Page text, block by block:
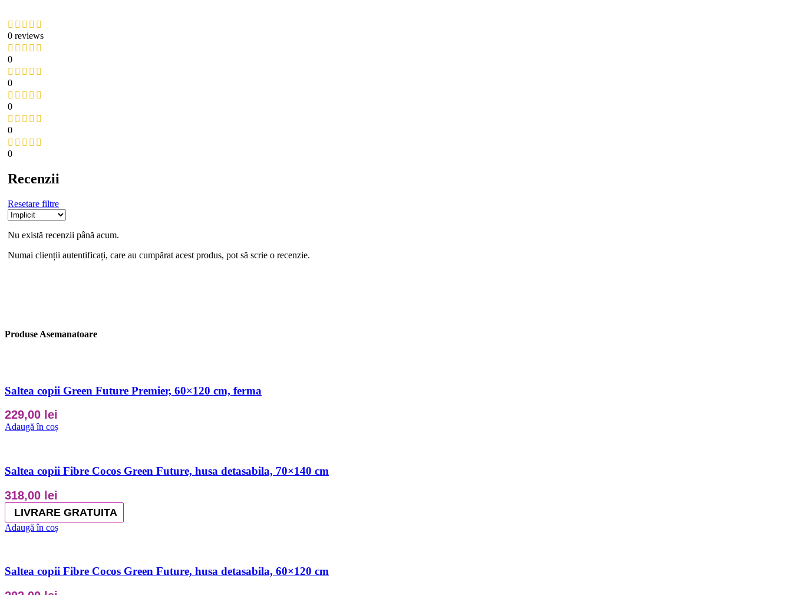
0 reviews
0
0
0
0
0
Recenzii
Resetare filtre
Nu există recenzii până acum.
Numai clienții autentificați, care au cumpărat acest produs, pot să scrie o recenzie.
Produse Asemanatoare
Saltea copii Green Future Premier, 60×120 cm, ferma
229,00 lei
Adaugă în coș
Saltea copii Fibre Cocos Green Future, husa detasabila, 70×140 cm
318,00 lei
LIVRARE GRATUITA
Adaugă în coș
Saltea copii Fibre Cocos Green Future, husa detasabila, 60×120 cm